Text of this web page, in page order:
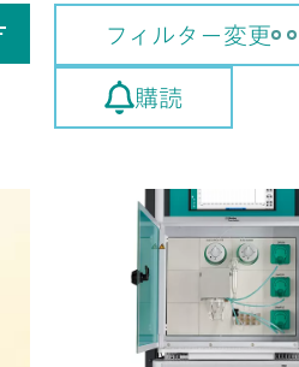
フィルター変更
購読